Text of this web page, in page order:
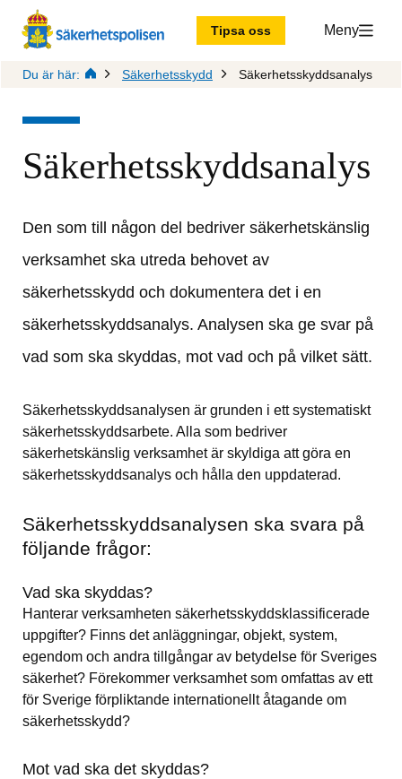
Tipsa oss Meny
Du är här: Säkerhetsskydd Säkerhetsskyddsanalys
Säkerhetsskyddsanalys
Den som till någon del bedriver säkerhetskänslig
verksamhet ska utreda behovet av
säkerhetsskydd och dokumentera det i en
säkerhetsskyddsanalys. Analysen ska ge svar på
vad som ska skyddas, mot vad och på vilket sätt.
Säkerhetsskyddsanalysen är grunden i ett systematiskt
säkerhetsskyddsarbete. Alla som bedriver
säkerhetskänslig verksamhet är skyldiga att göra en
säkerhetsskyddsanalys och hålla den uppdaterad.
Säkerhetsskyddsanalysen ska svara på
följande frågor:
Vad ska skyddas?
Hanterar verksamheten säkerhetsskyddsklassificerade
uppgifter? Finns det anläggningar, objekt, system,
egendom och andra tillgångar av betydelse för Sveriges
säkerhet? Förekommer verksamhet som omfattas av ett
för Sverige förpliktande internationellt åtagande om
säkerhetsskydd?
Mot vad ska det skyddas?